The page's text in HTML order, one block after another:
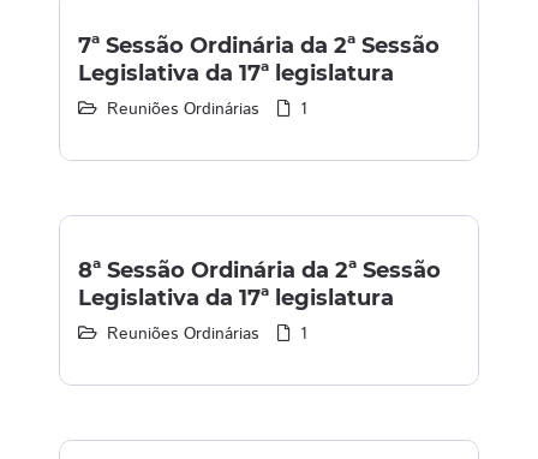
7ª Sessão Ordinária da 2ª Sessão
Legislativa da 17ª legislatura
Reuniões Ordinárias 1
8ª Sessão Ordinária da 2ª Sessão
Legislativa da 17ª legislatura
Reuniões Ordinárias 1